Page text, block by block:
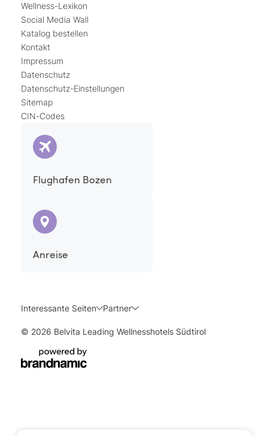
Wellness-Lexikon
Social Media Wall
Katalog bestellen
Kontakt
Impressum
Datenschutz
Datenschutz-Einstellungen
Sitemap
CIN-Codes
Flughafen Bozen
Anreise
Interessante Seiten Partner
© 2026 Belvita Leading Wellnesshotels Südtirol